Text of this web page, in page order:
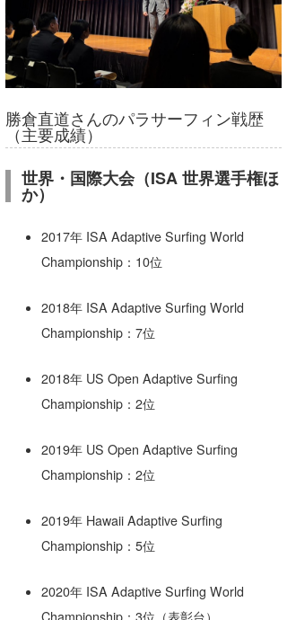
勝倉直道さんのパラサーフィン戦歴
（主要成績）
世界・国際大会（ISA 世界選手権ほ
か）
2017年 ISA Adaptive Surfing World
Championship：10位
2018年 ISA Adaptive Surfing World
Championship：7位
2018年 US Open Adaptive Surfing
Championship：2位
2019年 US Open Adaptive Surfing
Championship：2位
2019年 Hawaii Adaptive Surfing
Championship：5位
2020年 ISA Adaptive Surfing World
Championship：3位（表彰台）
Romisea